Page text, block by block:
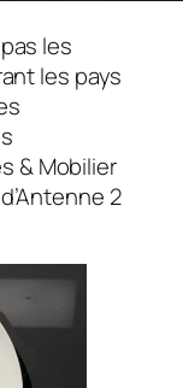
les
les pays
& Mobilier
2